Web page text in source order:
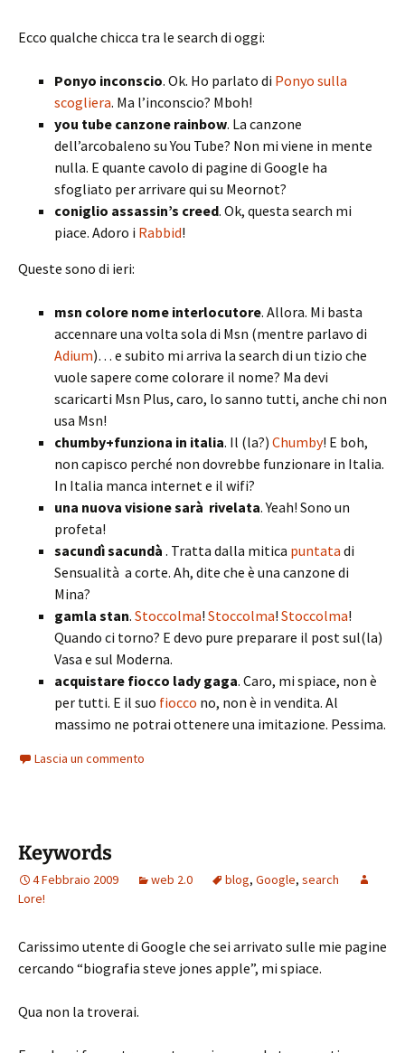
Ecco qualche chicca tra le search di oggi:
Ponyo inconscio. Ok. Ho parlato di Ponyo sulla
scogliera. Ma l’inconscio? Mboh!
you tube canzone rainbow. La canzone
dell’arcobaleno su You Tube? Non mi viene in mente
nulla. E quante cavolo di pagine di Google ha
sfogliato per arrivare qui su Meornot?
coniglio assassin’s creed. Ok, questa search mi
piace. Adoro i Rabbid!
Queste sono di ieri:
msn colore nome interlocutore. Allora. Mi basta
accennare una volta sola di Msn (mentre parlavo di
Adium)… e subito mi arriva la search di un tizio che
vuole sapere come colorare il nome? Ma devi
scaricarti Msn Plus, caro, lo sanno tutti, anche chi non
usa Msn!
chumby+funziona in italia. Il (la?) Chumby! E boh,
non capisco perché non dovrebbe funzionare in Italia.
In Italia manca internet e il wifi?
una nuova visione sarà rivelata. Yeah! Sono un
profeta!
sacundì sacundà . Tratta dalla mitica puntata di
Sensualità a corte. Ah, dite che è una canzone di
Mina?
gamla stan. Stoccolma! Stoccolma! Stoccolma!
Quando ci torno? E devo pure preparare il post sul(la)
Vasa e sul Moderna.
acquistare fiocco lady gaga. Caro, mi spiace, non è
per tutti. E il suo fiocco no, non è in vendita. Al
massimo ne potrai ottenere una imitazione. Pessima.
Lascia un commento
Keywords
4 Febbraio 2009 web 2.0 blog, Google, search
Lore!
Carissimo utente di Google che sei arrivato sulle mie pagine
cercando “biografia steve jones apple”, mi spiace.
Qua non la troverai.